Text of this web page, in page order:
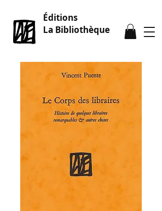
Éditions
La Bibliothèque